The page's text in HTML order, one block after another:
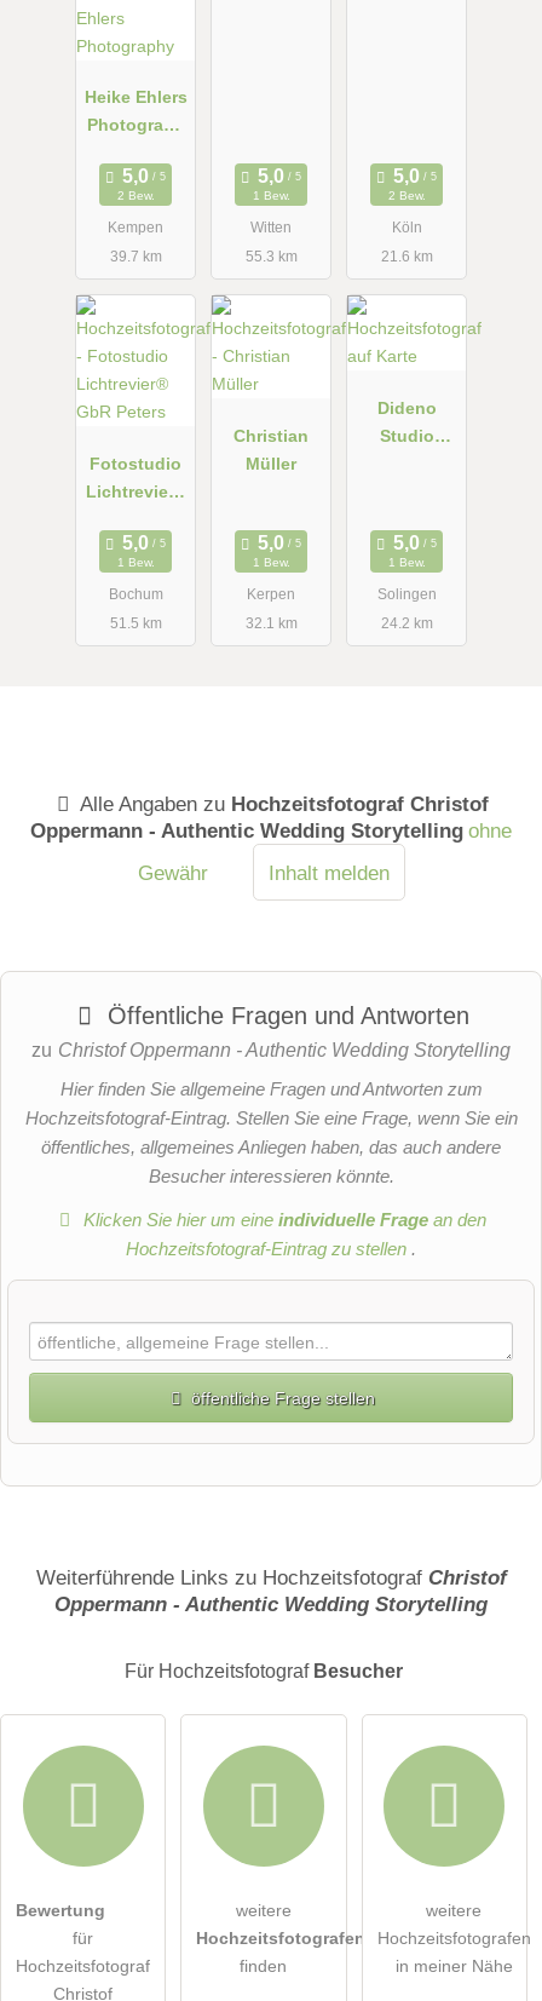
Heike Ehlers
Photograph
2 Bew.
Kempen
39.7 km
1 Bew.
Witten
55.3 km
2 Bew.
Köln
21.6 km
Fotostudio
Lichtrevier®
1 Bew.
Bochum
51.5 km
Christian
Müller
1 Bew.
Kerpen
32.1 km
Dideno
Studio
1 Bew.
Solingen
24.2 km
Alle Angaben zu Hochzeitsfotograf Christof
Oppermann - Authentic Wedding Storytelling ohne
Gewähr
Inhalt melden
Öffentliche Fragen und Antworten
zu Christof Oppermann - Authentic Wedding Storytelling
Hier finden Sie allgemeine Fragen und Antworten zum
Hochzeitsfotograf-Eintrag. Stellen Sie eine Frage, wenn Sie ein
öffentliches, allgemeines Anliegen haben, das auch andere
Besucher interessieren könnte.
Klicken Sie hier um eineindividuelle Frage an den
Hochzeitsfotograf-Eintrag zu stellen .
öffentliche Frage stellen
E-Mail-Adresse (wird nicht veröffentlicht)
Die Datenschutzerklärung habe ich zur Kenntnis genommen.
Weiterführende Links zu Hochzeitsfotograf Christof
Oppermann - Authentic Wedding Storytelling
Für Hochzeitsfotograf Besucher
Bewertung
für
Hochzeitsfotograf
Christof
weitere
Hochzeitsfotografen
finden
weitere
Hochzeitsfotografen
in meiner Nähe